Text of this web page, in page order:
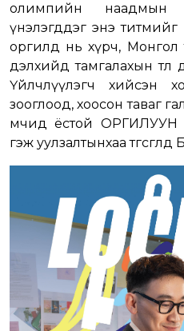
олимпийн
үнэлэгддэг энэ титмийг
оргилд нь хүрч, Монгол
дэлхийд тамгалахын төлөө
Үйлчлүүлэгч хийсэн
зооглоод, хоосон таваг
мөчид ёстой ОРГИЛУУН
гэж уулзалтынхаа